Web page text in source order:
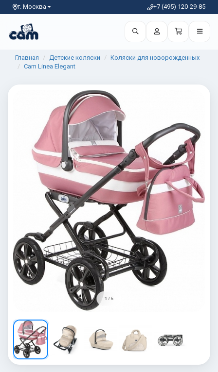
г. Москва +7 (495) 120-29-85
Главная Детские коляски
Коляски для новорожденных
Cam Linea Elegant
1 / 5